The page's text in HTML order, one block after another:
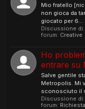
Mio fratello
non gioca da
giocato per 6...
Discussione di:
forum: Creative
Ho
entrare su
Salve gentile
Metropolis. Mi
sconosciuto il
Discussione di:
forum: